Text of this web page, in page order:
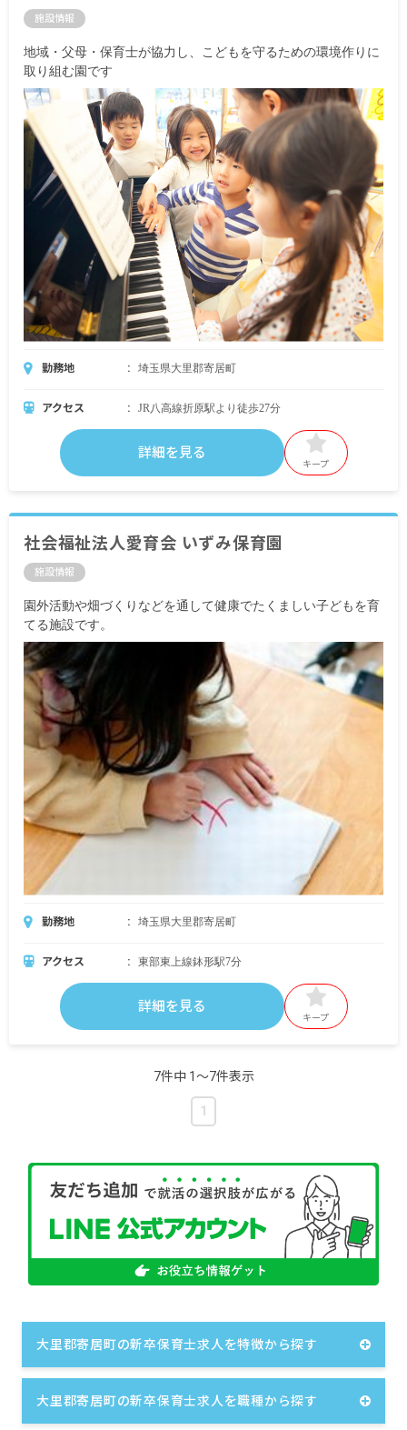
施設情報
地域・父母・保育士が協力し、こどもを守るための環境作りに
取り組む園です
勤務地 埼玉県大里郡寄居町
アクセス JR八高線折原駅より徒歩27分
詳細を見る
キープ
社会福祉法人愛育会 いずみ保育園
施設情報
園外活動や畑づくりなどを通して健康でたくましい子どもを育
てる施設です。
勤務地 埼玉県大里郡寄居町
アクセス 東部東上線鉢形駅7分
詳細を見る
キープ
7件中 1〜7件表示
1
大里郡寄居町の新卒保育士求人を特徴から探す
大里郡寄居町の新卒保育士求人を職種から探す